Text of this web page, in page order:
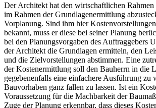
Der Architekt hat den wirtschaftlichen Rahmen
im Rahmen der Grundlagenermittlung
Vorplanung. Sind ihm hier
bekannt, muss er diese bei seiner Planung
bei den Planungsvorgaben des Auftraggebers
der Architekt die Grundlagen ermitteln, den
und die Zielvorstellungen abstimmen. Eine
der Kostenermittlung soll den Bauherrn in die
gegebenenfalls eine einfachere Ausführung zu
Bauvorhaben ganz fallen zu lassen. Ist ein
Voraussetzung für die Machbarkeit der
Zuge der Planung erkennbar, dass dieses